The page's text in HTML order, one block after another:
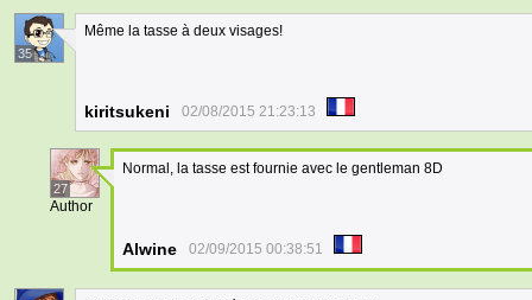
35
Même la tasse à deux visages!
kiritsukeni 02/08/2015 21:23:13
27
Author
Normal, la tasse est fournie avec le gentleman 8D
Alwine 02/09/2015 00:38:51